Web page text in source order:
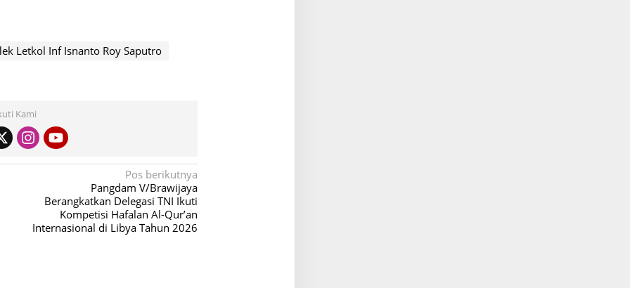
Letkol Inf Isnanto Roy Saputro
Kami
Pos berikutnya
Pangdam V/Brawijaya
Berangkatkan Delegasi TNI Ikuti
Kompetisi Hafalan Al-Qur’an
Internasional di Libya Tahun 2026